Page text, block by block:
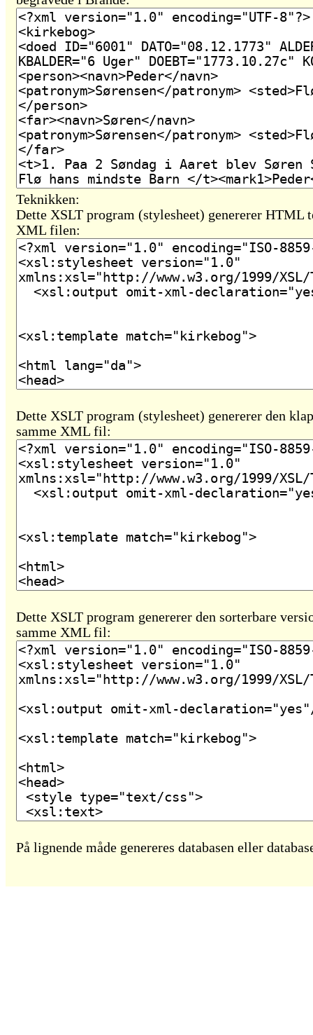
Teknikken:
Dette XSLT program (stylesheet) genererer HTML
XML filen:
Dette XSLT program (stylesheet) genererer den
samme XML fil:
Dette XSLT program genererer den sorterbare
samme XML fil:
På lignende måde genereres databasen eller